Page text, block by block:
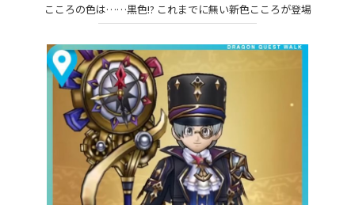
こころの色は……黒色!? これまでに無い新色こころが登場